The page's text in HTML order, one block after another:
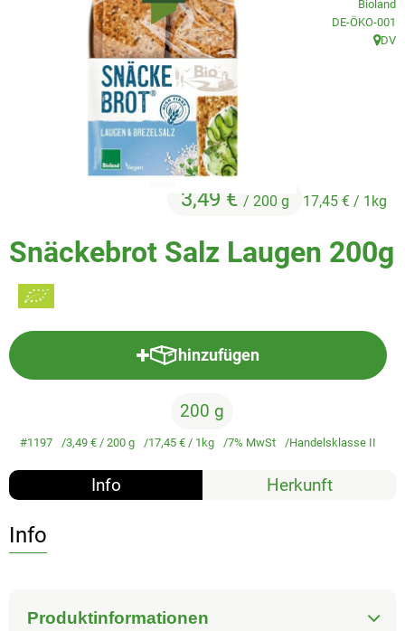
Veggie & Vegan
Backwaren
Trockensortiment
Natur-Drogerie
Großgebinde
Über uns
Snäckebrot Salz Laugen 200g
3,49 € / 200 g 17,45 € / 1kg
Bioland
, Kontrollstelle:
DE-ÖKO-001
,
DV
hinzufügen
Produkt zum Warenkorb
200 g
#1197 3,49 € / 200 g 17,45 € / 1kg 7% MwSt Handelsklasse II
Info Herkunft
Info
Produktinformationen